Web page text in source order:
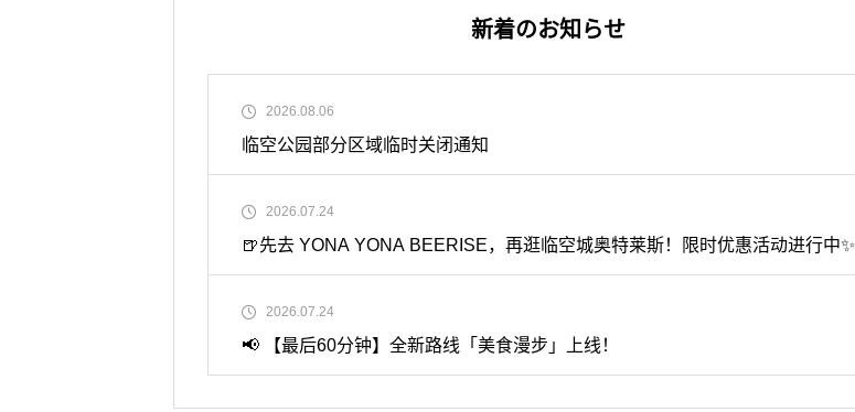
新着のお知らせ
2026.08.06
临空公园部分区域临时关闭通知
2026.07.24
🍺先去 YONA YONA BEERISE，再逛临空城奥特莱斯！限时优惠活动进行中✨
2026.07.24
📢 【最后60分钟】全新路线「美食漫步」上线！